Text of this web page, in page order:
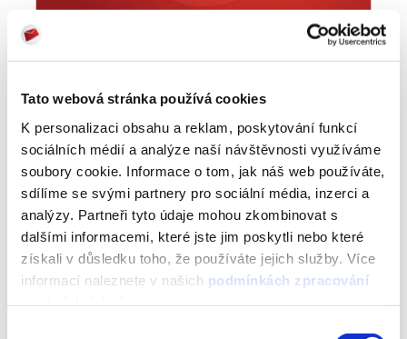
Tato webová stránka používá cookies
K personalizaci obsahu a reklam, poskytování funkcí
sociálních médií a analýze naší návštěvnosti využíváme
soubory cookie. Informace o tom, jak náš web používáte,
sdílíme se svými partnery pro sociální média, inzerci a
analýzy. Partneři tyto údaje mohou zkombinovat s
dalšími informacemi, které jste jim poskytli nebo které
získali v důsledku toho, že používáte jejich služby. Více
informací naleznete v našich podmínkách zpracování
3